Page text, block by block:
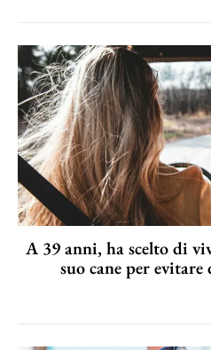
A 39 anni, ha scelto di
suo cane per